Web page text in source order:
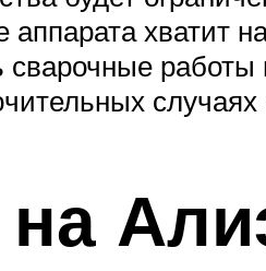
работы